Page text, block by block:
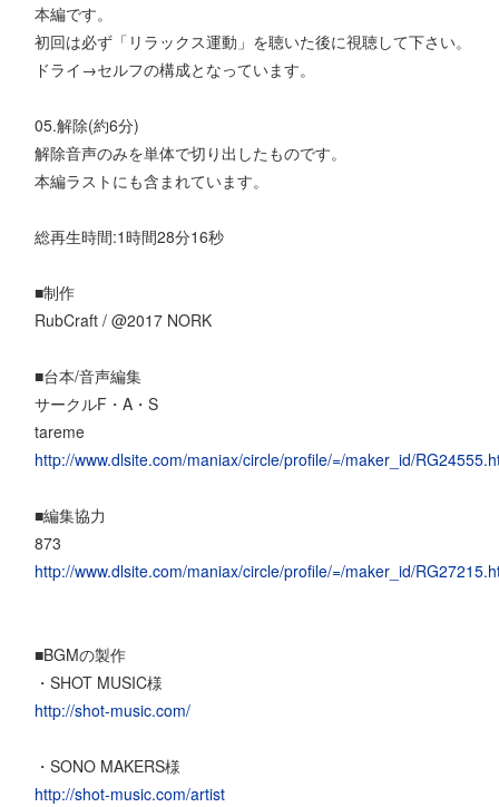
本編です。
初回は必ず「リラックス運動」を聴いた後に視聴して下さい。
ドライ→セルフの構成となっています。
05.解除(約6分)
解除音声のみを単体で切り出したものです。
本編ラストにも含まれています。
総再生時間:1時間28分16秒
■制作
RubCraft / @2017 NORK
■台本/音声編集
サークルF・A・S
tareme
http://www.dlsite.com/maniax/circle/profile/=/maker_id/
■編集協力
873
http://www.dlsite.com/maniax/circle/profile/=/maker_id/
■BGMの製作
・SHOT MUSIC様
http://shot-music.com/
・SONO MAKERS様
http://shot-music.com/artist